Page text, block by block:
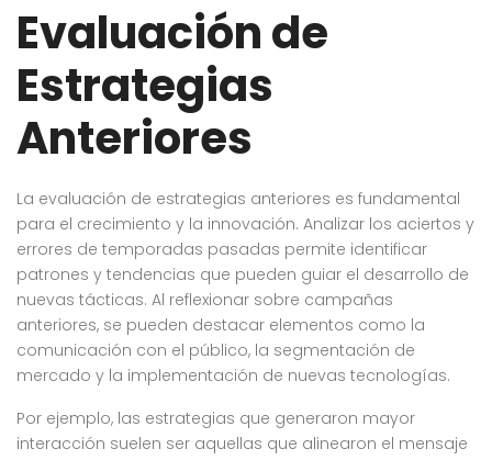
Evaluación de
Estrategias
Anteriores
La evaluación de estrategias anteriores es fundamental
para el crecimiento y la innovación. Analizar los aciertos y
errores de temporadas pasadas permite identificar
patrones y tendencias que pueden guiar el desarrollo de
nuevas tácticas. Al reflexionar sobre campañas
anteriores, se pueden destacar elementos como la
comunicación con el público, la segmentación de
mercado y la implementación de nuevas tecnologías.
Por ejemplo, las estrategias que generaron mayor
interacción suelen ser aquellas que alinearon el mensaje